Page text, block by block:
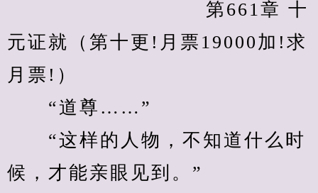
元证就（第十更!月票19000加!求
月票!）
“道尊……”
“这样的人物，不知道什么时
候，才能亲眼见到。”